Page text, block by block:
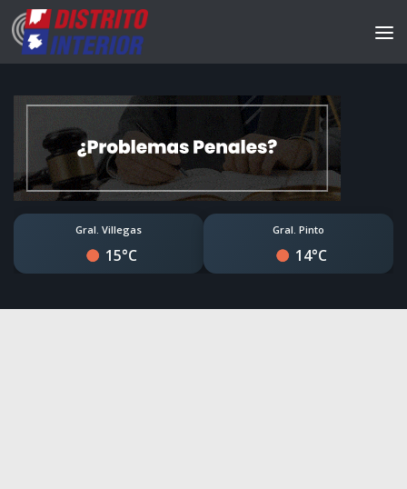
Gral. Villegas
15°C
Gral. Pinto
14°C